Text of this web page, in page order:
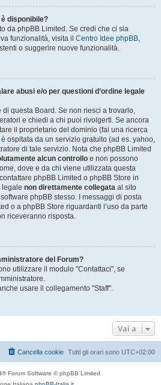
disponibile?
da phpBB Limited. Se credi che ci sia
funzionalità, visita il Centro Idee phpBB,
o suggerire nuove funzionalità.
abusi e/o per questioni d’ordine legale
di questa Board. Se non riesci a trovarlo,
e chiedi a chi puoi rivolgerti. Se ancora
il proprietario del dominio (fai una ricerca
ospitata da un servizio gratuito (ad es. yahoo,
di tale servizio. Nota che phpBB Limited
alcun controllo e non possono
dove e da chi viene utilizzata questa
phpBB Limited o phpBB Store in
legale non direttamente collegata al sito
phpBB stesso. I messaggi di posta
o a phpBB Store riguardanti l’uso da parte
riceveranno risposta.
del Forum?
utilizzare il modulo "Contattaci", se
usare il collegamento "Staff".
Vai a
Tutti gli orari sono UTC+02:00
Cancella cookie
® Forum Software © phpBB Limited